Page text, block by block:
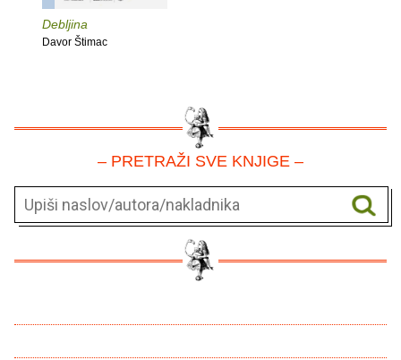
Debljina
Davor Štimac
– PRETRAŽI SVE KNJIGE –